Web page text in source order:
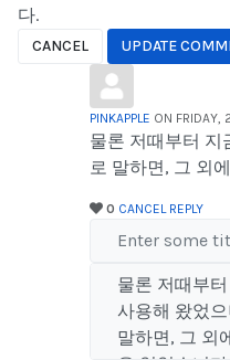
다.
CANCEL UPDATE
PINKAPPLE ON FRIDAY,
물론 저때부터 지
로 말하면, 그 외
0 CANCEL REPLY